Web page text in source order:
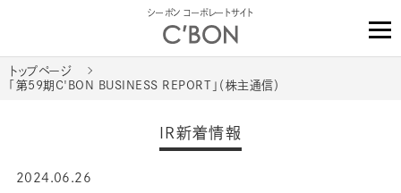
シーボン コーポレートサイト
トップページ
「第59期C'BON BUSINESS REPORT」（株主通信）
IR新着情報
2024.06.26